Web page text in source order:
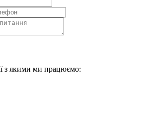
з якими ми працюємо: